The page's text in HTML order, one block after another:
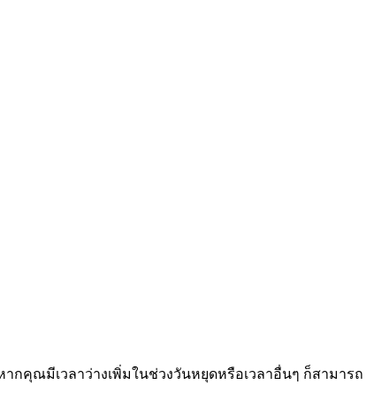
กคุณมีเวลาว่างเพิ่มในช่วงวันหยุดหรือเวลาอื่นๆ ก็สามารถ